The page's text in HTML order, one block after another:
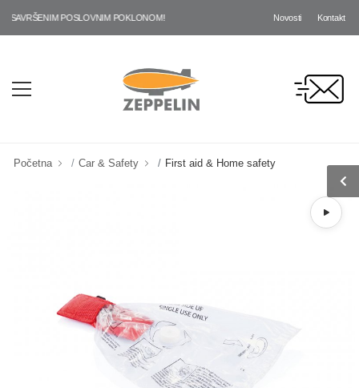
POSLOVNIM POKLONOM! Novosti Kontakt
Početna Car & Safety First aid & Home safety